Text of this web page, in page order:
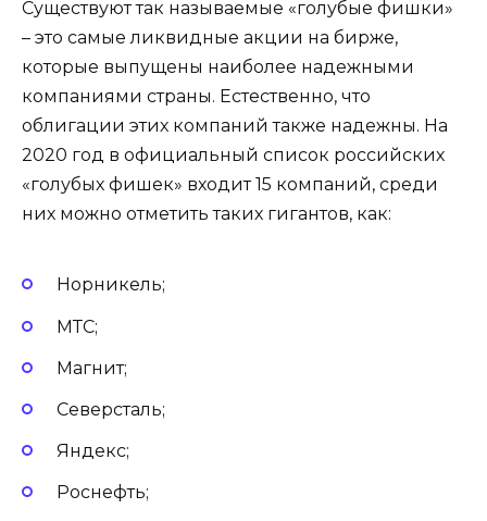
Существуют так называемые «голубые фишки»
– это самые ликвидные акции на бирже,
которые выпущены наиболее надежными
компаниями страны. Естественно, что
облигации этих компаний также надежны. На
2020 год в официальный список российских
«голубых фишек» входит 15 компаний, среди
них можно отметить таких гигантов, как:
Норникель;
МТС;
Магнит;
Северсталь;
Яндекс;
Роснефть;